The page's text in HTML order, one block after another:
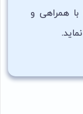
با همراهی و